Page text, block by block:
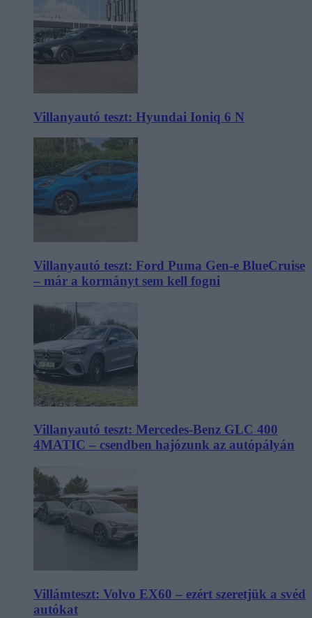
Villanyautó teszt: Hyundai Ioniq 6 N
Villanyautó teszt: Ford Puma Gen-e BlueCruise
– már a kormányt sem kell fogni
Villanyautó teszt: Mercedes-Benz GLC 400
4MATIC – csendben hajózunk az autópályán
Villámteszt: Volvo EX60 – ezért szeretjük a svéd
autókat